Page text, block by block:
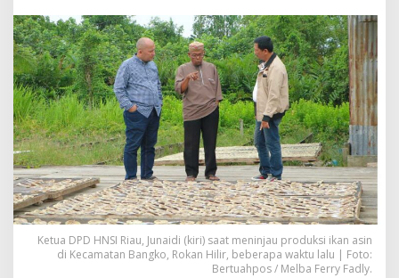
i
l
S
u
d
a
h
L
a
m
a
M
e
n
j
Ketua DPD HNSI Riau, Junaidi (kiri) saat meninjau produksi ikan asin
di Kecamatan Bangko, Rokan Hilir, beberapa waktu lalu | Foto:
Bertuahpos / Melba Ferry Fadly.